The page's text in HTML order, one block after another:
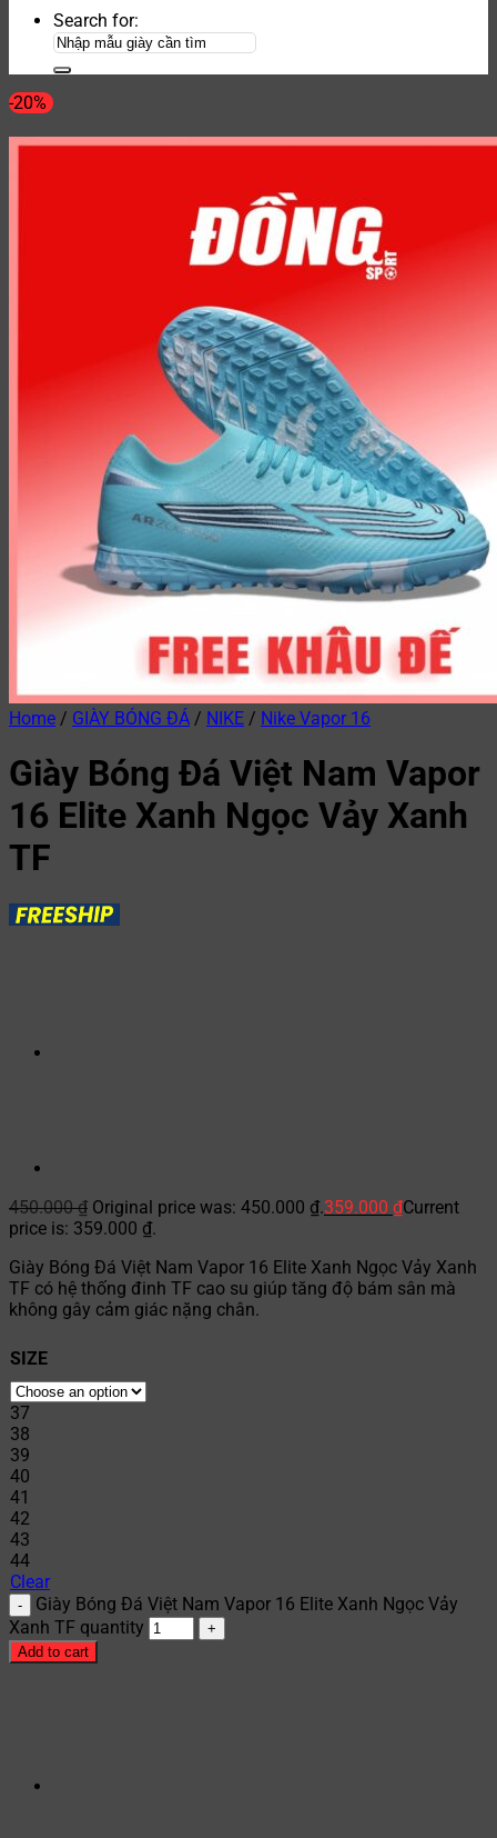
Search for:
-20%
Home / GIÀY BÓNG ĐÁ / NIKE / Nike Vapor 16
Giày Bóng Đá Việt Nam Vapor
16 Elite Xanh Ngọc Vảy Xanh
TF
450.000₫ Original price was: 450.000 ₫.359.000 ₫Current
price is: 359.000 ₫.
Giày Bóng Đá Việt Nam Vapor 16 Elite Xanh Ngọc Vảy Xanh
TF có hệ thống đinh TF cao su giúp tăng độ bám sân mà
không gây cảm giác nặng chân.
SIZE
37
38
39
40
41
42
43
44
Clear
Giày Bóng Đá Việt Nam Vapor 16 Elite Xanh Ngọc Vảy
Xanh TF quantity
Add to cart